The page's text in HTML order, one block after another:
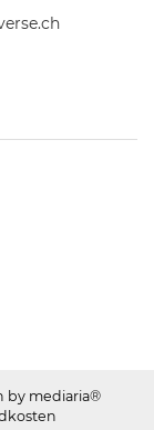
by mediaria®